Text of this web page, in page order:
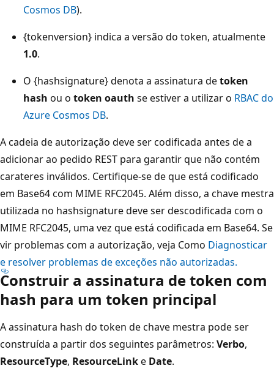
Cosmos DB).
{tokenversion} indica a versão do token, atualmente
1.0.
O {hashsignature} denota a assinatura detoken
hash ou o token oauth se estiver a utilizar o RBAC do
Azure Cosmos DB.
A cadeia de autorização deve ser codificada antes de a
adicionar ao pedido REST para garantir que não contém
carateres inválidos. Certifique-se de que está codificado
em Base64 com MIME RFC2045. Além disso, a chave mestra
utilizada no hashsignature deve ser descodificada com o
MIME RFC2045, uma vez que está codificada em Base64. Se
vir problemas com a autorização, veja Como Diagnosticar
e resolver problemas de exceções não autorizadas.
Construir a assinatura de token com
hash para um token principal
A assinatura hash do token de chave mestra pode ser
construída a partir dos seguintes parâmetros: Verbo,
ResourceType, ResourceLinke Date.